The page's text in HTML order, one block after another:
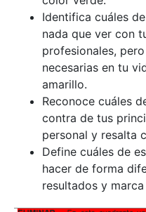
Identifica cuáles
nada que ver con
profesionales,
necesarias en tu
amarillo.
Reconoce cuáles
contra de tus
personal y resalta
Define cuáles de
hacer de forma
resultados y